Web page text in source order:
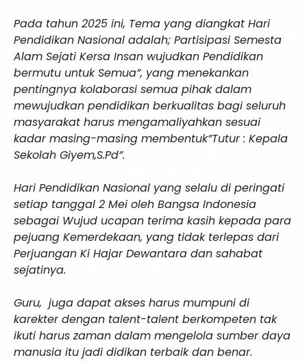
Pada tahun 2025 ini, Tema yang diangkat Hari
Pendidikan Nasional adalah; Partisipasi Semesta
Alam Sejati Kersa Insan wujudkan Pendidikan
bermutu untuk Semua”, yang menekankan
pentingnya kolaborasi semua pihak dalam
mewujudkan pendidikan berkualitas bagi seluruh
masyarakat harus mengamaliyahkan sesuai
kadar masing-masing membentuk”Tutur : Kepala
Sekolah Giyem,S.Pd”.
Hari Pendidikan Nasional yang selalu di peringati
setiap tanggal 2 Mei oleh Bangsa Indonesia
sebagai Wujud ucapan terima kasih kepada para
pejuang Kemerdekaan, yang tidak terlepas dari
Perjuangan Ki Hajar Dewantara dan sahabat
sejatinya.
Guru, juga dapat akses harus mumpuni di
karekter dengan talent-talent berkompeten tak
ikuti harus zaman dalam mengelola sumber daya
manusia itu jadi didikan terbaik dan benar.